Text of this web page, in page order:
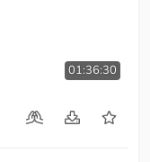
01:36:30